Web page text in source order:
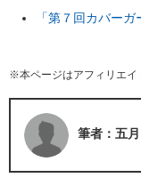
「第７回カバー
※本ページはアフィリエイ
筆者：五